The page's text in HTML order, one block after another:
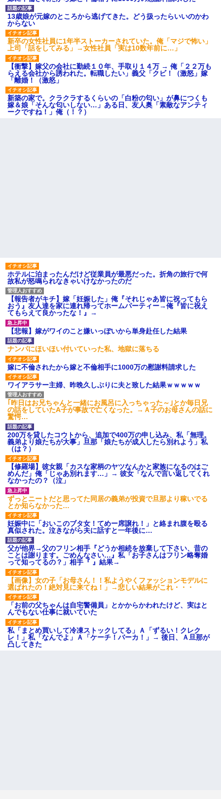
13歳娘が元嫁のところから逃げてきた。どう扱ったらいいのかわ
からない
新卒の女性社員に1年半ストーカーされていた。俺「マジで怖い」
上司「話をしてみる」→女性社員「実は10数年前に…」
【衝撃】嫁父の会社に勤続１０年、手取り１４万 → 俺「２２万も
らえる会社から誘われた。転職したい」義父「クビ！（激怒」嫁
「離婚！（激怒」
新築の家で。クラクラするくらいの「白粉の匂い」が鼻につくも
嫁＆娘「そんな匂いしない…」ある日、友人奥「素敵なアンティ
ークですね！」俺（！？）
ホテルに泊まったんだけど従業員が最悪だった。折角の旅行で何
故私が怒鳴られなきゃいけなかったのだ
【報告者がキチ】嫁「妊娠した」俺『それじゃあ皆に祝ってもら
おう』友人達を家に連れ帰ってホームパーティー→俺『皆に祝え
てもらえて良かったな！』→
【悲報】嫁がワイのこと嫌いっぽいから単身赴任した結果
ナンパにほいほい付いていった私、地獄に落ちる
嫁に不倫されたから嫁と不倫相手に1000万の慰謝料請求した
ワイアラサー主婦、昨晩久しぶりに夫と致した結果ｗｗｗｗｗ
｢昨日はお兄ちゃんと一緒にお風呂に入っちゃった～｣とか毎日兄
の話をしていたA子が事故で亡くなった。→Ａ子のお母さんの話に
驚愕…
200万を貸したコウトから、追加で400万の申し込み、私「無理。
義弟より娘たちが大事」旦那「娘たちが成人したら別れよう」私
（は？）
【修羅場】彼女親「カスな家柄のヤツなんかと家族になるのはご
めんだ」俺「じゃあ別れます…」→ 彼女「なんで言い返してくれ
なかったの？（泣」
ずっとニートだと思ってた同居の義弟が投資で旦那より稼いでる
とか知らなかった…
妊娠中に「おいこのブタ女！てめー席譲れ！」と絡まれ腹を殴る
真似された。泣きながら夫に話すと一年後に…
父が他界→父のフリン相手『どうか相続を放棄して下さい、昔の
ことは謝ります。ごめんなさい…』私「お子さんはフリン略奪婚
って知ってるの？」相手『 』結果→
【画像】女の子「お母さん！！私ようやくファッションモデルに
選ばれたの！絶対見に来てね！」→悲しい結果がこれ・・・
「お前の父ちゃんは自宅警備員」とかからかわれたけど、実はと
んでもない仕事に就いていた
私「まとめ買いして冷凍ストックしてる」Ａ「ずるい！クレク
レ！」私「なんでよ」Ａ「ケーチ！バーカ！」→ 後日、Ａ旦那が
凸してきた